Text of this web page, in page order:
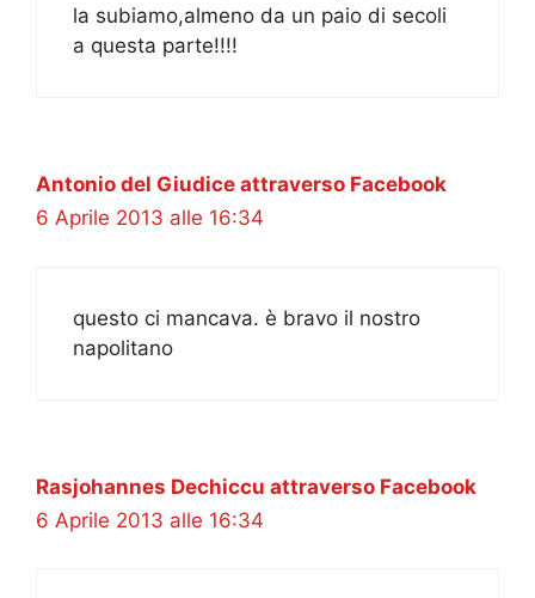
la subiamo,almeno da un paio di secoli
a questa parte!!!!
Antonio del Giudice attraverso Facebook
6 Aprile 2013 alle 16:34
questo ci mancava. è bravo il nostro
napolitano
Rasjohannes Dechiccu attraverso Facebook
6 Aprile 2013 alle 16:34